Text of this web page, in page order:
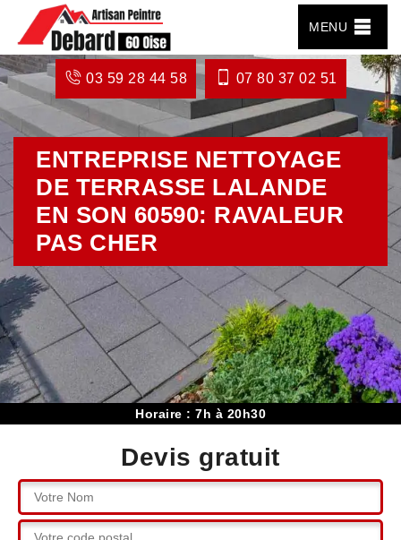
MENU
03 59 28 44 58 07 80 37 02 51
ENTREPRISE NETTOYAGE
DE TERRASSE LALANDE
EN SON 60590: RAVALEUR
PAS CHER
Horaire : 7h à 20h30
Devis gratuit